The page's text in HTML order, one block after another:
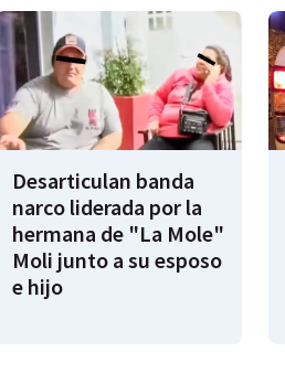
Desarticulan banda
narco liderada por la
hermana de "La Mole"
Moli junto a su esposo
e hijo